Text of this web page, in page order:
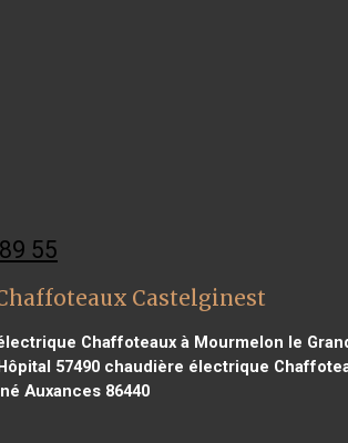
55
Castelginest
Chaffoteaux à Mourmelon le
57490chaudière électrique
Auxances 86440